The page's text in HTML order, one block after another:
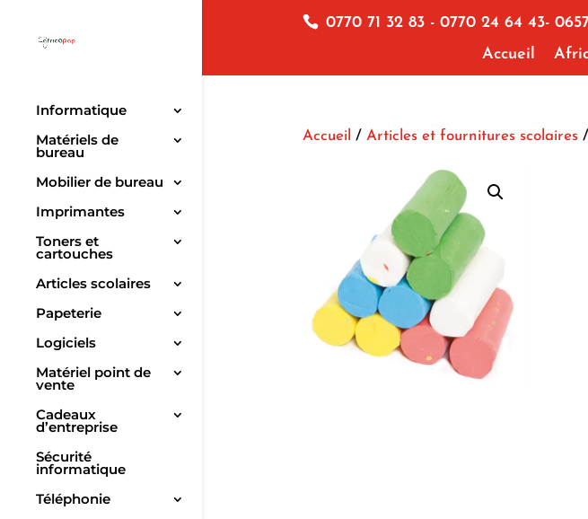
0770 71 32 83 - 0770 24 64 43-
Accueil
Informatique
Matériels de
bureau
Mobilier de bureau
Imprimantes
Toners et
cartouches
Articles scolaires
Papeterie
Logiciels
Matériel point de
vente
Cadeaux
d’entreprise
Sécurité
informatique
Téléphonie
Accueil / Articles et fournitures scolaires/